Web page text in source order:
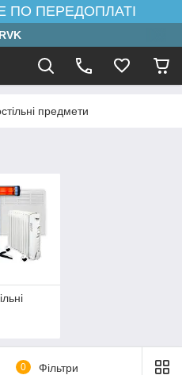
ПЕРЕДОПЛАТІ
предмети
0 Фільтри